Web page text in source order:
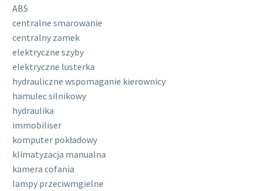
ABS
centralne smarowanie
centralny zamek
elektryczne szyby
elektryczne lusterka
hydrauliczne wspomaganie kierownicy
hamulec silnikowy
hydraulika
immobiliser
komputer pokładowy
klimatyzacja manualna
kamera cofania
lampy przeciwmgielne